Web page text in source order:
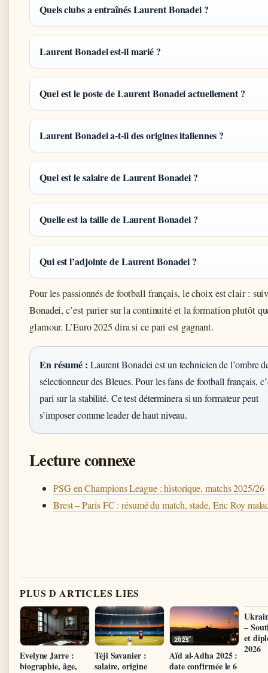
Quels clubs a entraînés Laurent Bonadei ?
Laurent Bonadei est-il marié ?
Quel est le poste de Laurent Bonadei actuellement ?
Laurent Bonadei a-t-il des origines italiennes ?
Quel est le salaire de Laurent Bonadei ?
Quelle est la taille de Laurent Bonadei ?
Qui est l’adjointe de Laurent Bonadei ?
Pour les passionnés de football français, le choix est clair :
Bonadei, c’est parier sur la continuité et la formation plutôt
glamour. L’Euro 2025 dira si ce pari est gagnant.
En résumé : Laurent Bonadei est un technicien de l’ombre
sélectionneur des Bleues. Pour les fans de football français,
pari sur la stabilité. Ce test déterminera si un formateur peut
s’imposer comme leader de haut niveau.
Lecture connexe
PSG en Champions League : historique, matchs 2025/26
Brest – Paris FC : résumé du match, stade, Eric Roy
PLUS D ARTICLES LIES
Evelyne Jarre :
biographie, âge,
Téji Savanier :
salaire, origine
Aïd al-Adha 2025 :
date confirmée le 6
–
et
2026